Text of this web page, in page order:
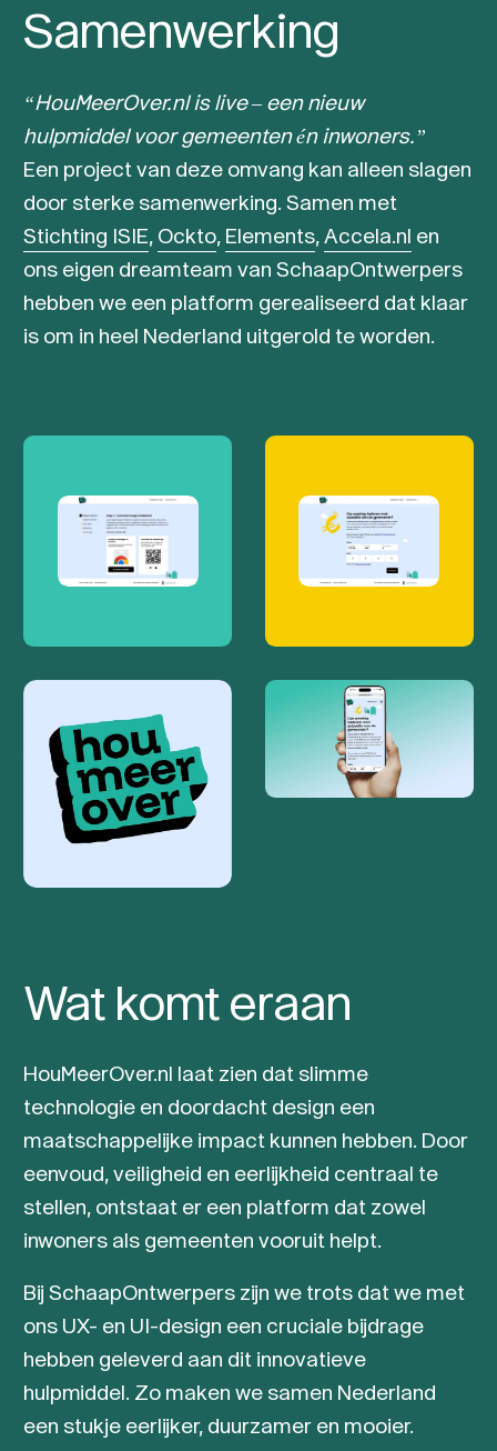
Samenwerking
“HouMeerOver.nl is live – een nieuw
hulpmiddel voor gemeenten én inwoners.”
Een project van deze omvang kan alleen slagen
door sterke samenwerking. Samen met
Stichting ISIE, Ockto, Elements,Accela.nl en
ons eigen dreamteam van SchaapOntwerpers
hebben we een platform gerealiseerd dat klaar
is om in heel Nederland uitgerold te worden.
Wat komt eraan
HouMeerOver.nl laat zien dat slimme
technologie en doordacht design een
maatschappelijke impact kunnen hebben. Door
eenvoud, veiligheid en eerlijkheid centraal te
stellen, ontstaat er een platform dat zowel
inwoners als gemeenten vooruit helpt.
Bij SchaapOntwerpers zijn we trots dat we met
ons UX- en UI-design een cruciale bijdrage
hebben geleverd aan dit innovatieve
hulpmiddel. Zo maken we samen Nederland
een stukje eerlijker, duurzamer en mooier.